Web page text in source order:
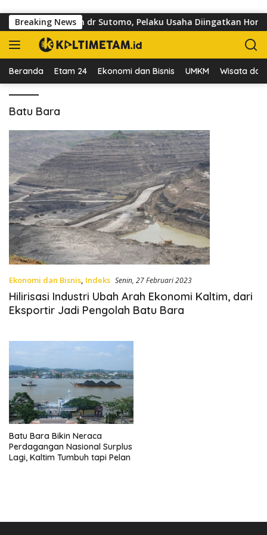
Breaking News
Trotoar di Jalan dr Sutomo, Pelaku Usaha Diingatkan
Beranda Etam 24 Ekonomi dan Bisnis UMKM Wisata dan
Batu Bara
Ekonomi dan Bisnis, Indeks Senin, 27 Februari 2023
Hilirisasi Industri Ubah Arah Ekonomi Kaltim, dari
Eksportir Jadi Pengolah Batu Bara
Batu Bara Bikin Neraca
Perdagangan Nasional Surplus
Lagi, Kaltim Tumbuh tapi Pelan